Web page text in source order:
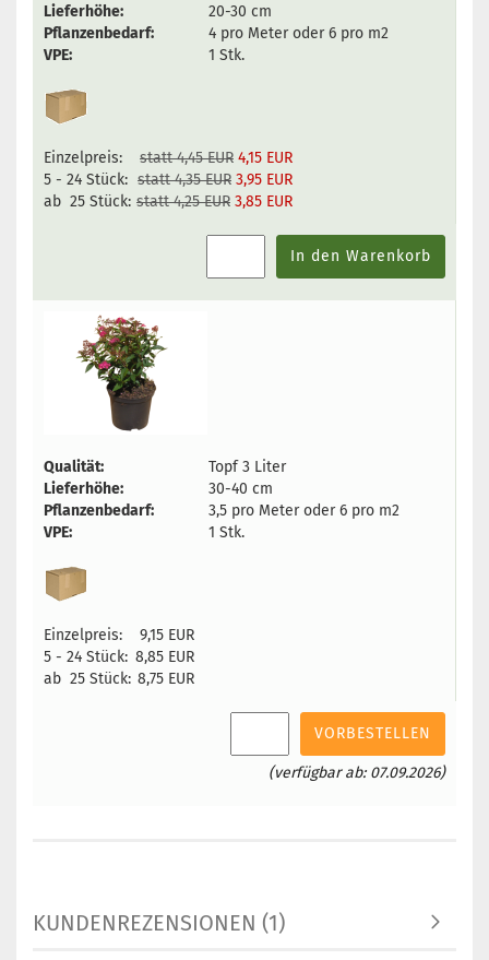
Lieferhöhe:
20-30 cm
Pflanzenbedarf:
4 pro Meter oder 6 pro m2
VPE:
1 Stk.
Einzelpreis: statt 4,45 EUR 4,15 EUR
5 - 24 Stück: statt 4,35 EUR 3,95 EUR
ab 25 Stück: statt 4,25 EUR 3,85 EUR
In den Warenkorb
Qualität:
Topf 3 Liter
Lieferhöhe:
30-40 cm
Pflanzenbedarf:
3,5 pro Meter oder 6 pro m2
VPE:
1 Stk.
Einzelpreis:
9,15 EUR
5 - 24 Stück: 8,85 EUR
ab 25 Stück: 8,75 EUR
VORBESTELLEN
(verfügbar ab: 07.09.2026)
KUNDENREZENSIONEN (1)